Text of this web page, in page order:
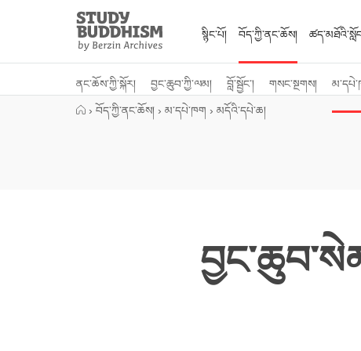
Study
Buddhism
Home
སྙིང་པོ། བོད་ཀྱི་ནང་ཆོས།
ནང་ཆོས་ཀྱི་སྐོར། བྱང་ཆུབ་ཀྱི་ལམ། བློ་སྦྱོང་། གསང་སྔགས།
› བོད་ཀྱི་ནང་ཆོས། › མ་དཔེ་ཁག › མདོའི་དཔེ་ཆ།